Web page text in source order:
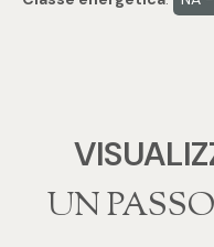
‍‍UN
2